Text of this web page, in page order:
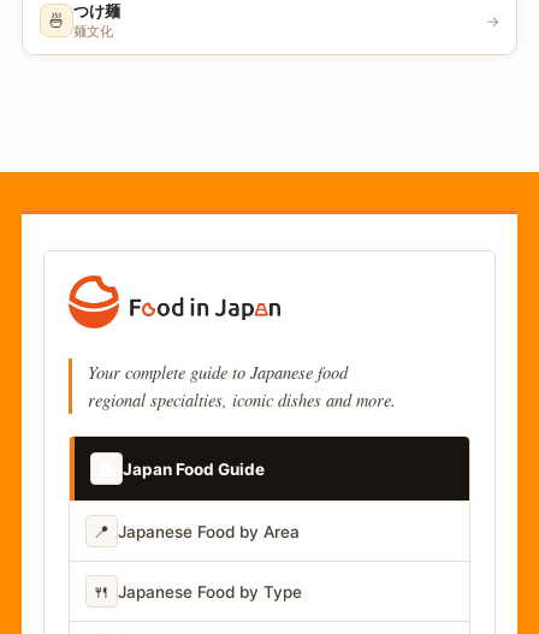
🍜 つけ麺
麺文化
→
Your complete guide to Japanese food
regional specialties, iconic dishes and more.
Japan Food Guide
📍 Japanese Food by Area
🍴 Japanese Food by Type